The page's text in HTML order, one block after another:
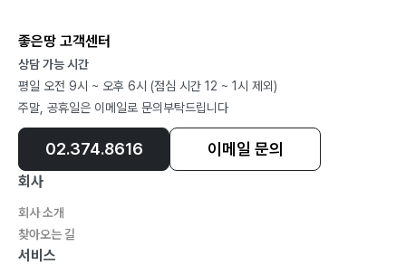
좋은땅 고객센터
상담 가능 시간
평일 오전 9시 ~ 오후 6시 (점심 시간 12 ~ 1시 제외)
주말, 공휴일은 이메일로 문의부탁드립니다
02.374.8616 이메일 문의
회사
회사 소개
찾아오는 길
서비스